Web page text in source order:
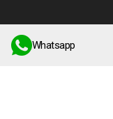
Whatsapp